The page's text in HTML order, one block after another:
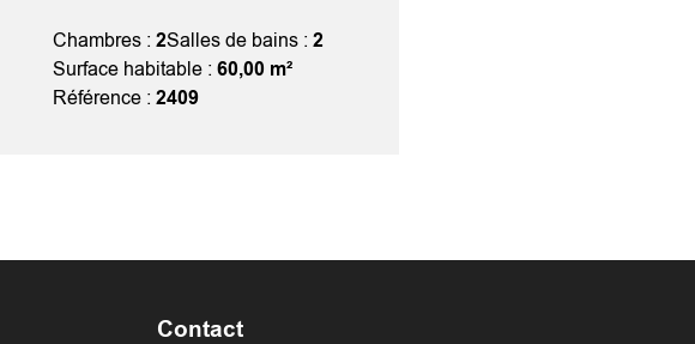
Chambres : 2Salles de bains : 2
Surface habitable : 60,00 m²
Référence : 2409
Contact